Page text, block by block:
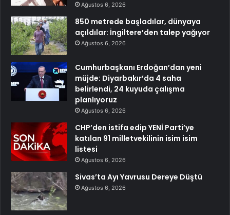
Ağustos 6, 2026
850 metrede başladılar, dünyaya
açıldılar: İngiltere’den talep yağıyor
Ağustos 6, 2026
Cumhurbaşkanı Erdoğan’dan yeni
müjde: Diyarbakır’da 4 saha
belirlendi, 24 kuyuda çalışma
planlıyoruz
Ağustos 6, 2026
CHP’den istifa edip YENİ Parti’ye
katılan 91 milletvekilinin isim isim
listesi
Ağustos 6, 2026
Sivas’ta Ayı Yavrusu Dereye Düştü
Ağustos 6, 2026